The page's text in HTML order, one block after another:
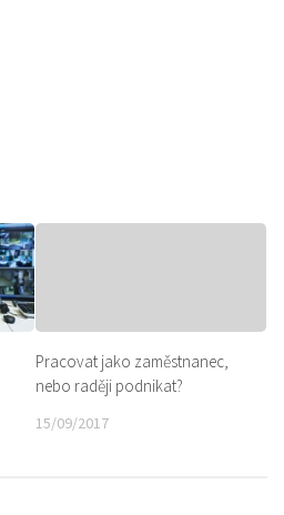
Pracovat jako zaměstnanec,
nebo raději podnikat?
15/09/2017